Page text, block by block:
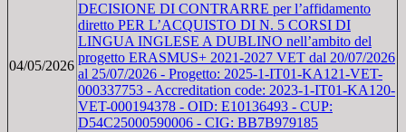
04/05/2026
DECISIONE DI CONTRARRE per l’affidamento
diretto PER L’ACQUISTO DI N. 5 CORSI DI
LINGUA INGLESE A DUBLINO nell’ambito del
progetto ERASMUS+ 2021-2027 VET dal 20/07/2026
al 25/07/2026 - Progetto: 2025-1-IT01-KA121-VET-
000337753 - Accreditation code: 2023-1-IT01-KA120-
VET-000194378 - OID: E10136493 - CUP:
D54C25000590006 - CIG: BB7B979185